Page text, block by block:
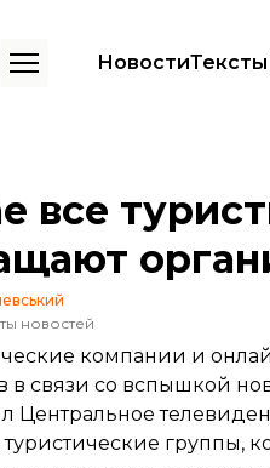
НовостиТексты
компании прекращают
все
новостей
компании и
в связи со вспышкой
Центральное
туристические группы,